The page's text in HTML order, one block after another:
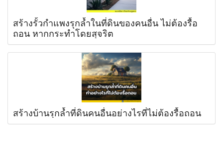
สร้างรั้วกำแพงรุกล้ำในที่ดินของคนอื่น ไม่ต้องรื้อ
ถอน หากกระทำโดยสุจริต
สร้างบ้านรุกล้ำที่ดินคนอื่นอย่างไรที่ไม่ต้องรื้อถอน